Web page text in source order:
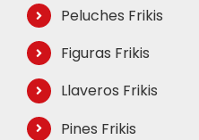
Peluches Frikis
Figuras Frikis
Llaveros Frikis
Pines Frikis